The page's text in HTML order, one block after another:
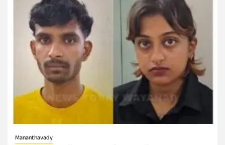
Mananthavady